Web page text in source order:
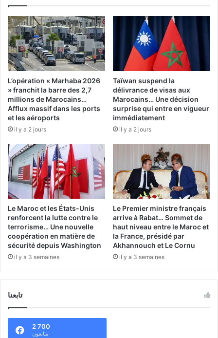
L’opération « Marhaba 2026
» franchit la barre des 2,7
millions de Marocains…
Afflux massif dans les ports
et les aéroports
il y a 2 jours
Taïwan suspend la
délivrance de visas aux
Marocains… Une décision
surprise qui entre en vigueur
immédiatement
il y a 2 jours
Le Maroc et les États-Unis
renforcent la lutte contre le
terrorisme… Une nouvelle
coopération en matière de
sécurité depuis Washington
il y a 3 semaines
Le Premier ministre français
arrive à Rabat… Sommet de
haut niveau entre le Maroc et
la France, présidé par
Akhannouch et Le Cornu
il y a 3 semaines
تابعنا
2 700
متابعون